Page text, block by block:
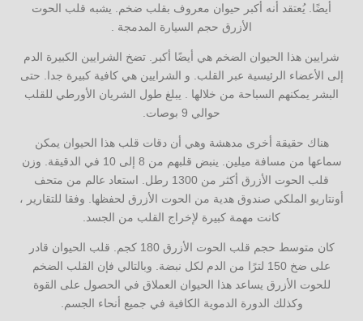
أيضًا. يُعتقد أنه أكبر حيوان معروف بقلب ضخم. يشبه قلب الحوت
الأزرق حجم السيارة المدمجة .
شرايين هذا الحيوان الضخم هي أيضًا أكبر. تضخ الشرايين الكبيرة الدم
إلى الأعضاء الرئيسية عبر القلب. و الشرايين هي كافية كبيرة جدا. حتى
البشر يمكنهم السباحة من خلالها . يبلغ طول الشريان الأورطي للقلب
حوالي 9 بوصات.
هناك حقيقة أخرى مدهشة وهي أن دقات قلب هذا الحيوان يمكن
سماعها من مسافة ميلين. ينبض قلبهم من 8 إلى 10 في الدقيقة. وزن
قلب الحوت الأزرق أكثر من 1300 رطل. استعاد عالم من متحف
أونتاريو الملكي صندوق هدية من الحوت الأزرق لحفظها. وفقا للتقارير ،
كانت مهمة كبيرة لإخراج القلب من الجسد.
كان متوسط حجم قلب الحوت الأزرق 180 كجم. قلب الحيوان قادر
على ضخ 150 لترًا من الدم لكل نبضة. وبالتالي فإن القلب الضخم
للحوت الأزرق يساعد هذا الحيوان العملاق في الحصول على القوة
وكذلك الدورة الدموية الكافية في جميع أنحاء الجسم.